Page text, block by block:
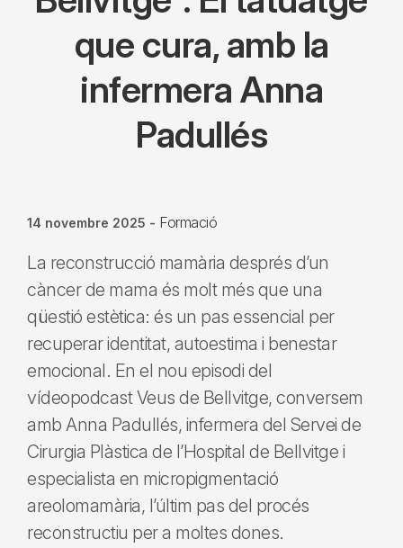
que cura, amb la
infermera Anna
Padullés
14 novembre 2025 - Formació
La reconstrucció mamària després d’un
càncer de mama és molt més que una
qüestió estètica: és un pas essencial per
recuperar identitat, autoestima i benestar
emocional. En el nou episodi del
vídeopodcast Veus de Bellvitge, conversem
amb Anna Padullés, infermera del Servei de
Cirurgia Plàstica de l’Hospital de Bellvitge i
especialista en micropigmentació
areolomamària, l’últim pas del procés
reconstructiu per a moltes dones.